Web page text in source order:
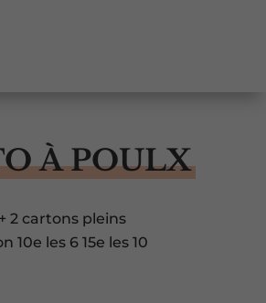
À POULX
2 cartons pleins
10e les 6 15e les 10